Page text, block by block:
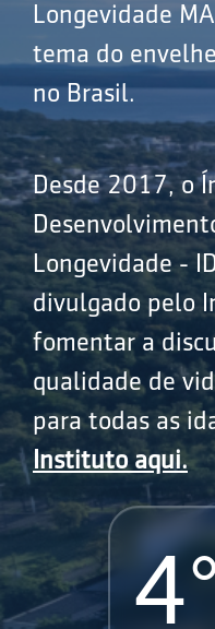
Longevidade
tema do
no Brasil.
Desde 2017, o
Longevidade -
divulgado pelo
fomentar a
qualidade de
para todas as
Instituto aqui.
4°